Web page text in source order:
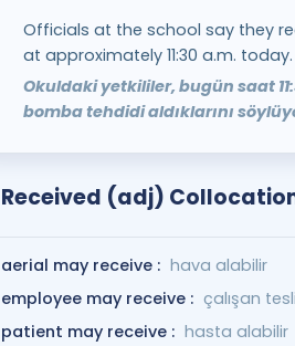
Officials at the school say they
at approximately 11:30 a.m. today.
Okuldaki yetkililer, bugün saat
bomba tehdidi aldıklarını
Received (adj)
aerial may receive : hava alabilir
employee may receive : çalışan
patient may receive : hasta alabilir